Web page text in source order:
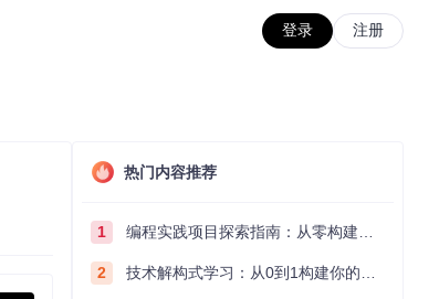
登录 注册
热门内容推荐
1 编程实践项目探索指南：从零构建技术能力体系
2 技术解构式学习：从0到1构建你的编程知识体系